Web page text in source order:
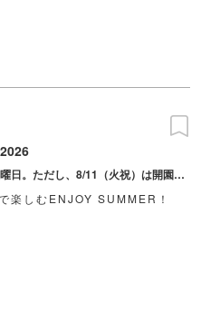
2026/07/18(土) ～ 08/31(月) 定休日は火曜日。ただし、8/11（火祝）は開園し、翌水曜日8/12は休園。毎週土日祝日は夜21時まで開園。最終入園は閉園1時間前。
楽しむENJOY SUMMER！